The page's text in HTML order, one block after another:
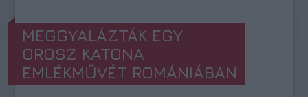
MEGGYALÁZTÁK EGY
OROSZ KATONA
EMLÉKMŰVÉT ROMÁNIÁBAN